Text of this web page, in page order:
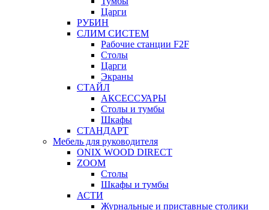
Царги
РУБИН
СЛИМ СИСТЕМ
Рабочие станции F2F
Столы
Царги
Экраны
СТАЙЛ
АКСЕССУАРЫ
Столы и тумбы
Шкафы
СТАНДАРТ
Мебель для руководителя
ONIX WOOD DIRECT
ZOOM
Столы
Шкафы и тумбы
АСТИ
Журнальные и приставные столики